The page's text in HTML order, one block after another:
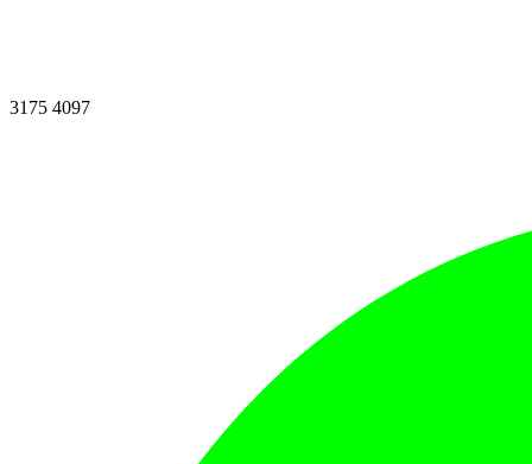
3175 4097